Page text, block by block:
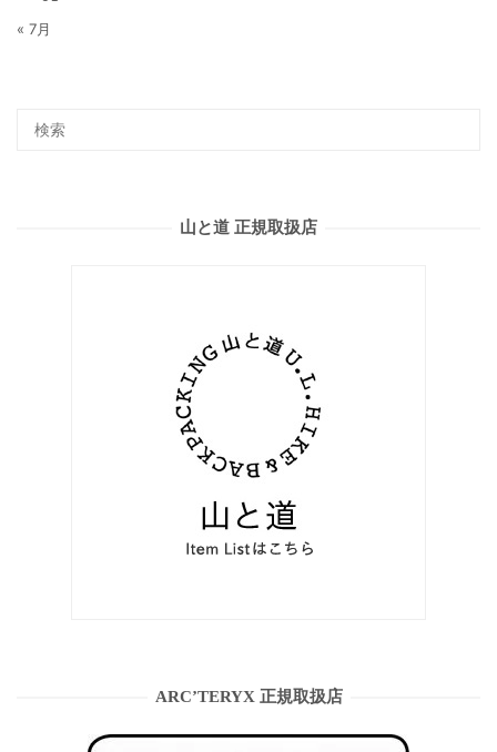
« 7月
山と道 正規取扱店
ARC’TERYX 正規取扱店